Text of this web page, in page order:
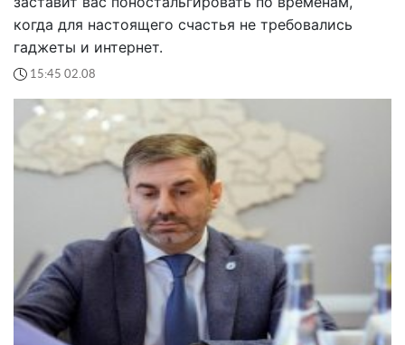
когда для настоящего счастья не требовались
гаджеты и интернет.
15:45 02.08